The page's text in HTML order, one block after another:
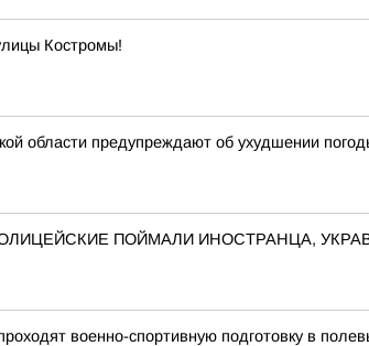
Костромы!
области предупреждают об ухудшении
ПОЙМАЛИ ИНОСТРАНЦА,
военно-спортивную подготовку в